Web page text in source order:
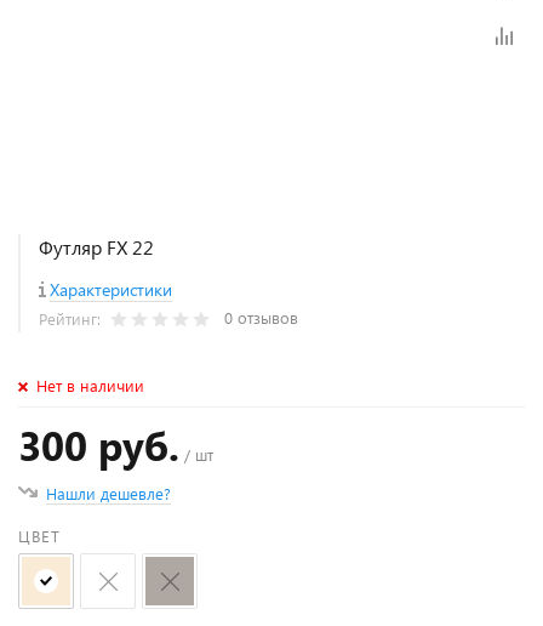
Футляр FX 22
Характеристики
Рейтинг: 0 отзывов
Нет в наличии
300 руб. / шт
Нашли дешевле?
ЦВЕТ